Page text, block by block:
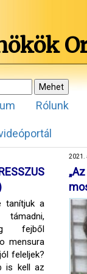
Rólunk
tanítjuk a
fejből
mensura
feleljek?
is kell az
2021.